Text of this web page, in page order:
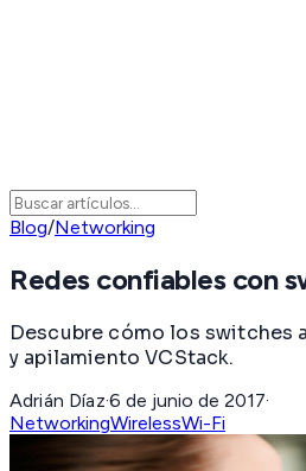
Blog/Networking
Redes confiables con
Descubre cómo los switches
y apilamiento VCStack.
Adrián Díaz·6 de junio de 2017·
NetworkingWirelessWi-Fi